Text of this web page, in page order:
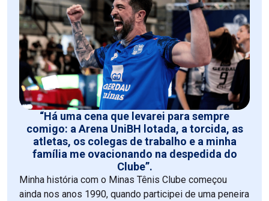
“Há uma cena que levarei para sempre
comigo: a Arena UniBH lotada, a torcida, as
atletas, os colegas de trabalho e a minha
família me ovacionando na despedida do
Clube”.
Minha história com o Minas Tênis Clube começou
ainda nos anos 1990, quando participei de uma peneira